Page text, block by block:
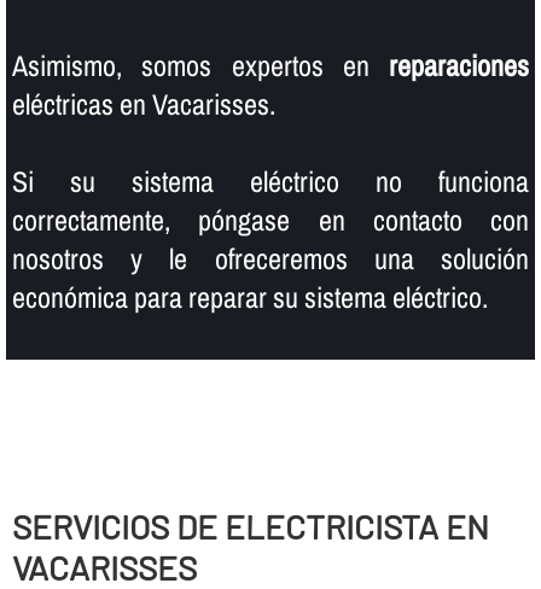
Asimismo, somos expertos en reparaciones
eléctricas en Vacarisses.
Si su sistema eléctrico no funciona
correctamente, póngase en contacto con
nosotros y le ofreceremos una solución
económica para reparar su sistema eléctrico.
SERVICIOS DE ELECTRICISTA EN
VACARISSES